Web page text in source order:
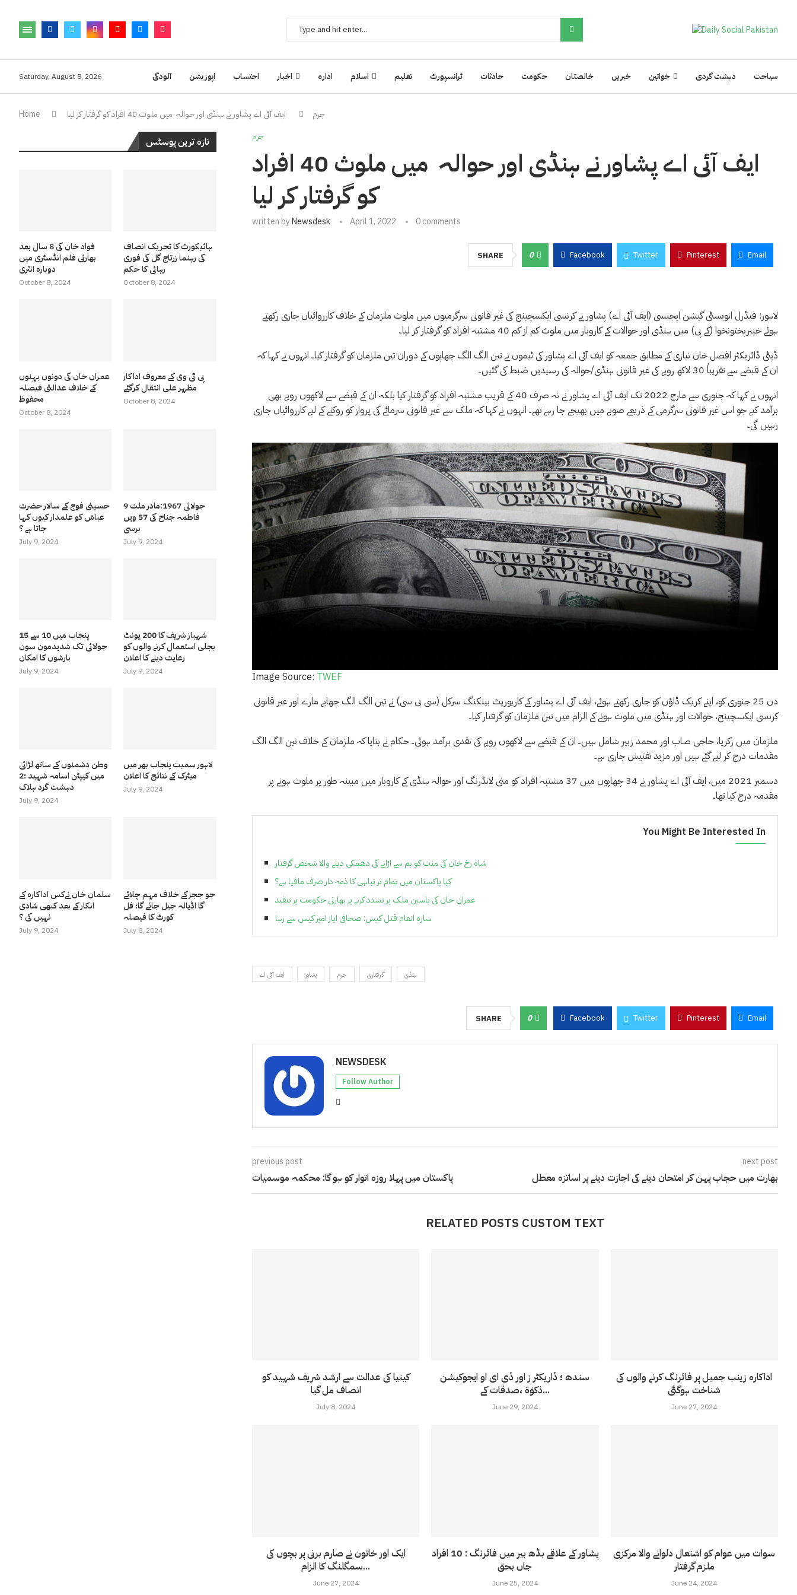
Saturday, August 8, 2026 آلودگی اپوزیشن احتساب اخبار ادارہ اسلام تعلیم ٹرانسپورٹ حادثات حکومت خالصتان خبریں خواتین دہشت گردی سیاحت
Home جرم ایف آئی اے پشاور نے ہنڈی اور حوالہ میں ملوث 40 افراد کو گرفتار کر لیا
جرم
ایف آئی اے پشاور نے ہنڈی اور حوالہ میں ملوث 40 افراد
کو گرفتار کر لیا
written byNewsdesk April 1, 2022 0 comments
SHARE 0 Facebook Twitter Pinterest Email
لاہور: فیڈرل انویسٹی گیشن ایجنسی (ایف آئی اے) پشاور نے کرنسی ایکسچینج کی غیر قانونی سرگرمیوں میں ملوث ملزمان کے خلاف کارروائیاں جاری رکھتے
ہوئے خیبرپختونخوا (کے پی) میں ہنڈی اور حوالات کے کاروبار میں ملوث کم از کم 40 مشتبہ افراد کو گرفتار کر لیا۔
ڈپٹی ڈائریکٹر افضل خان نیازی کے مطابق جمعہ کو ایف آئی اے پشاور کی ٹیموں نے تین الگ الگ چھاپوں کے دوران تین ملزمان کو گرفتار کیا۔ انہوں نے کہا کہ
ان کے قبضے سے تقریباً 30 لاکھ روپے کی غیر قانونی ہنڈی/حوالہ کی رسیدیں ضبط کی گئیں۔
انہوں نے کہا کہ جنوری سے مارچ 2022 تک ایف آئی اے پشاور نے نہ صرف 40 کے قریب مشتبہ افراد کو گرفتار کیا بلکہ ان کے قبضے سے لاکھوں روپے بھی
برآمد کیے جو اس غیر قانونی سرگرمی کے ذریعے صوبے میں بھیجے جا رہے تھے۔ انہوں نے کہا کہ ملک سے غیر قانونی سرمائے کی پرواز کو روکنے کے لیے کارروائیاں جاری
رہیں گی۔
Image Source: TWEF
دن 25 جنوری کو، اپنے کریک ڈاؤن کو جاری رکھتے ہوئے، ایف آئی اے پشاور کے کارپوریٹ بینکنگ سرکل (سی بی سی) نے تین الگ الگ چھاپے مارے اور غیر قانونی
کرنسی ایکسچینج، حوالات اور ہنڈی میں ملوث ہونے کے الزام میں تین ملزمان کو گرفتار کیا۔
ملزمان میں زکریا، حاجی صاب اور محمد زبیر شامل ہیں۔ ان کے قبضے سے لاکھوں روپے کی نقدی برآمد ہوئی۔ حکام نے بتایا کہ ملزمان کے خلاف تین الگ الگ
مقدمات درج کر لیے گئے ہیں اور مزید تفتیش جاری ہے۔
دسمبر 2021 میں، ایف آئی اے پشاور نے 34 چھاپوں میں 37 مشتبہ افراد کو منی لانڈرنگ اور حوالہ ہنڈی کے کاروبار میں مبینہ طور پر ملوث ہونے پر
مقدمہ درج کیا تھا۔
You Might Be Interested In
شاہ رخ خان کی منت کو بم سے اڑانے کی دھمکی دینے والا شخص گرفتار
کیا پاکستان میں تمام تر تباہی کا ذمہ دار صرف مافیا ہے؟
عمران خان کی یاسین ملک پر تشدد کرنے پر بھارتی حکومت پر تنقید
سارہ انعام قتل کیس: صحافی ایاز امیر کیس سے رہا
ایف آئی اے پشاور جرم گرفتاری ہنڈی
SHARE 0 Facebook Twitter Pinterest Email
NEWSDESK
Follow Author
previous post
پاکستان میں پہلا روزہ اتوار کو ہو گا: محکمہ موسمیات
next post
بھارت میں حجاب پہن کر امتحان دینے کی اجازت دینے پر اساتزہ معطل
RELATED POSTS CUSTOM TEXT
کینیا کی عدالت سے ارشد شریف شہید کو
انصاف مل گیا
July 8, 2024
سندھ ؛ ڈاریکٹر ز اور ڈی ای او ایجوکیشن
ذکوٰۃ ،صدقات کے...
June 29, 2024
اداکارہ زینب جمیل پر فائرنگ کرنے والوں کی
شناخت ہوگئی
June 27, 2024
ایک اور خاتون نے صارم برنی پر بچوں کی
سمگلنگ کا الزام...
June 27, 2024
پشاور کے علاقے بڈھ بیر میں فائرنگ : 10 افراد
جاں بحق
June 25, 2024
سوات میں عوام کو اشتعال دلوانے والا مرکزی
ملزم گرفتار
June 24, 2024
تازہ ترین پوسٹس
فواد خان کی 8 سال بعد
بھارتی فلم انڈسٹری میں
دوبارہ انٹری
October 8, 2024
ہائیکورٹ کا تحریک انصاف
کی رہنما زرتاج گل کی فوری
رہائی کا حکم
October 8, 2024
عمران خان کی دونوں بہنوں
کے خلاف عدالتی فیصلہ
محفوظ
October 8, 2024
پی ٹی وی کے معروف اداکار
مظہر علی انتقال کرگئے
October 8, 2024
حسینی فوج کے سالار حضرت
عباسّ کو علمدار کیوں کہا
جاتا ہے ؟
July 9, 2024
9 جولائی 1967:مادر ملت
فاطمہ جناح کی 57 ویں
برسی
July 9, 2024
پنجاب میں 10 سے 15
جولائی تک شدیدمون سون
بارشوں کا امکان
July 9, 2024
شہباز شریف کا 200 یونٹ
بجلی استعمال کرنے والوں کو
رعایت دینے کا اعلان
July 9, 2024
وطن دشمنوں کے ساتھ لڑائی
میں کیپٹن اسامہ شہید ؛2
دہشت گرد ہلاک
July 9, 2024
لاہور سمیت پنجاب بھر میں
میٹرک کے نتائج کا اعلان
July 9, 2024
سلمان خان نےکس اداکارہ کے
انکار کے بعد کبھی شادی
نہیں کی ؟
July 9, 2024
جو ججز کے خلاف مہم چلائے
گا اڈیالہ جیل جائے گا؛ فل
کورٹ کا فیصلہ
July 8, 2024